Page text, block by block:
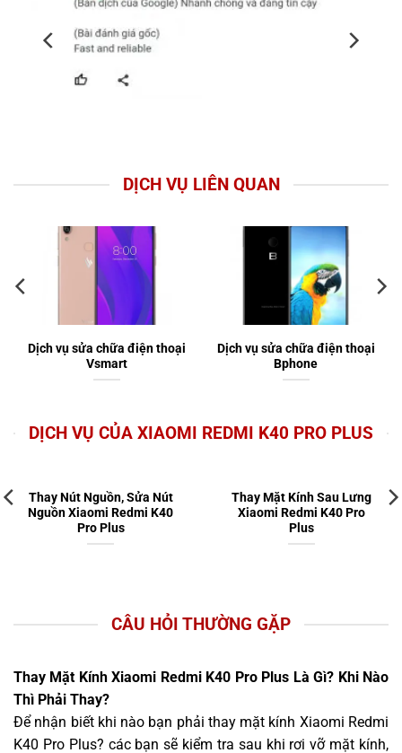
DỊCH VỤ LIÊN QUAN
Dịch vụ sửa chữa điện thoại
Vsmart
Dịch vụ sửa chữa điện thoại
Bphone
DỊCH VỤ CỦA XIAOMI REDMI K40 PRO PLUS
Thay Nút Nguồn, Sửa Nút
Nguồn Xiaomi Redmi K40
Pro Plus
Thay Mặt Kính Sau Lưng
Xiaomi Redmi K40 Pro
Plus
CÂU HỎI THƯỜNG GẶP
Thay Mặt Kính Xiaomi Redmi K40 Pro Plus Là Gì? Khi Nào
Thì Phải Thay?
Để nhận biết khi nào bạn phải thay mặt kính Xiaomi Redmi
K40 Pro Plus? các bạn sẽ kiểm tra sau khi rơi vỡ mặt kính,